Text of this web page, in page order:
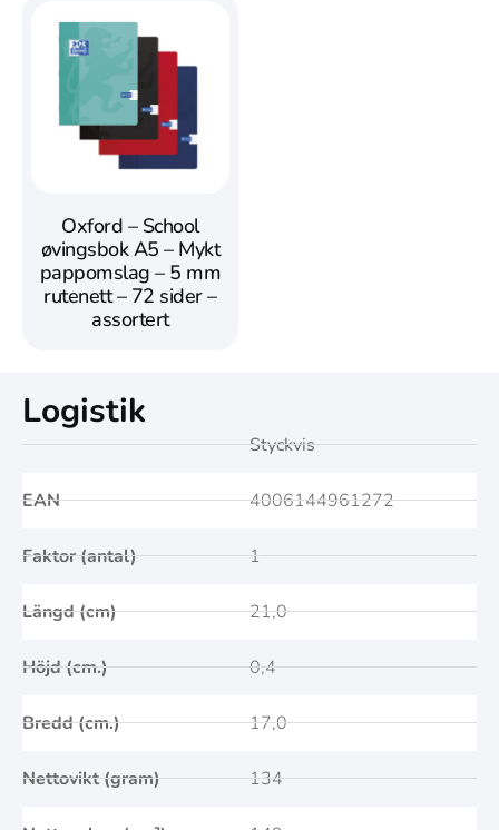
Oxford – School
øvingsbok A5 – Mykt
pappomslag – 5 mm
rutenett – 72 sider –
assortert
Logistik
EAN
Faktor (antal)
Längd (cm)
Höjd (cm.)
Bredd (cm.)
Nettovikt (gram)
Styckvis
4006144961272
1
21,0
0,4
17,0
134